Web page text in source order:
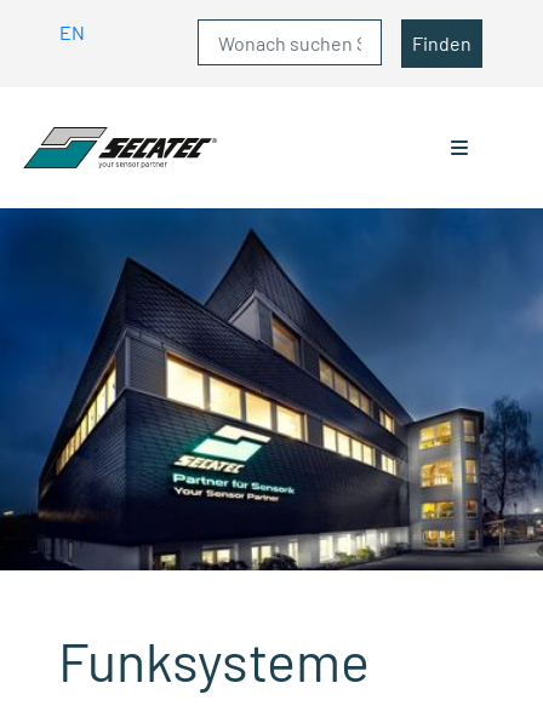
EN Finden
Funksysteme